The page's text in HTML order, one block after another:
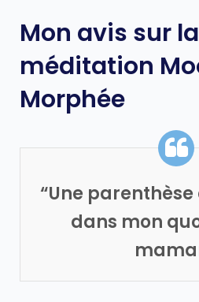
Mon avis sur
méditation
Morphée
“Une
dans mon